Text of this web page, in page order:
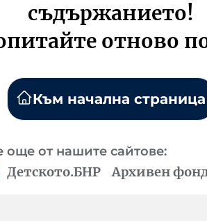
съдържанието!
отново
Към начална страница
още от нашите сайтове:
Детското.БНР Архивен